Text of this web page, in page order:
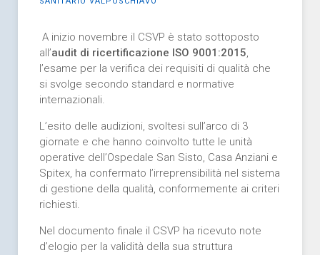
A inizio novembre il CSVP è stato sottoposto
all’audit di ricertificazione ISO 9001:2015,
l’esame per la verifica dei requisiti di qualità che
si svolge secondo standard e normative
internazionali.
L’esito delle audizioni, svoltesi sull’arco di 3
giornate e che hanno coinvolto tutte le unità
operative dell’Ospedale San Sisto, Casa Anziani e
Spitex, ha confermato l’irreprensibilità nel sistema
di gestione della qualità, conformemente ai criteri
richiesti.
Nel documento finale il CSVP ha ricevuto note
d’elogio per la validità della sua struttura